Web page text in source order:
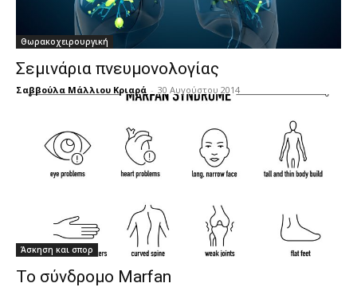
Θωρακοχειρουργική
Σεμινάρια πνευμονολογίας
Σαββούλα Μάλλιου Κριαρά - 30 Αυγούστου 2014
Άσκηση και σπορ
Το σύνδρομο Marfan